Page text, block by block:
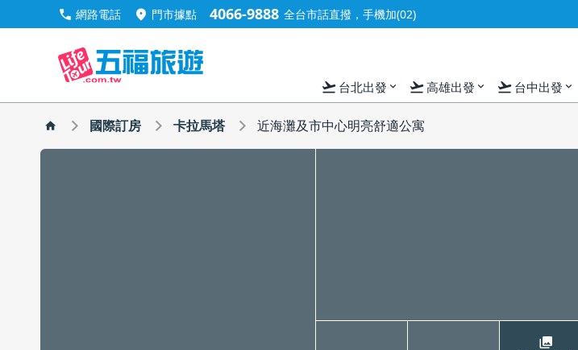
call 網路電話 location_on 門市據點 4066-9888 全台市話直撥，手機加(02)
flight_takeoff 台北出發 expand_more flight_takeoff高雄出發 expand_more flight_takeoff 台中出發 expand_more
國際訂房 卡拉馬塔 近海灘及市中心明亮舒適公寓